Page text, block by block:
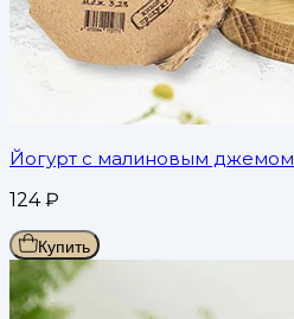
Йогурт с малиновым джемом
124₽
Купить